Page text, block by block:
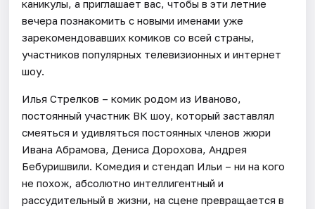
каникулы, а приглашает вас, чтобы в эти летние
вечера познакомить с новыми именами уже
зарекомендовавших комиков со всей страны,
участников популярных телевизионных и интернет
шоу.
Илья Стрелков – комик родом из Иваново,
постоянный участник ВК шоу, который заставлял
смеяться и удивляться постоянных членов жюри
Ивана Абрамова, Дениса Дорохова, Андрея
Бебуришвили. Комедия и стендап Ильи – ни на кого
не похож, абсолютно интеллигентный и
рассудительный в жизни, на сцене превращается в